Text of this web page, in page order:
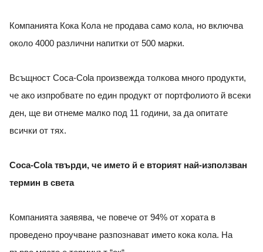
Компанията Кока Кола не продава само кола, но включва
около 4000 различни напитки от 500 марки.
Всъщност Coca-Cola произвежда толкова много продукти,
че ако изпробвате по един продукт от портфолиото й всеки
ден, ще ви отнеме малко под 11 години, за да опитате
всички от тях.
Coca-Cola твърди, че името й е вторият най-използван
термин в света
Компанията заявява, че повече от 94% от хората в
проведено проучване разпознават името кока кола. На